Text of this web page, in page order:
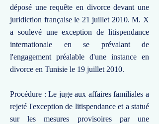
déposé une requête en divorce devant une
juridiction française le 21 juillet 2010. M. X
a soulevé une exception de litispendance
internationale en se prévalant de
l'engagement préalable d'une instance en
divorce en Tunisie le 19 juillet 2010.
Procédure : Le juge aux affaires familiales a
rejeté l'exception de litispendance et a statué
sur les mesures provisoires par une